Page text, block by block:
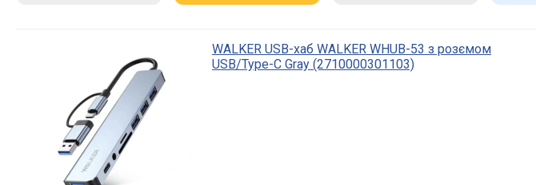
WALKER USB-хаб WALKER WHUB-53 з розємом
USB/Type-C Gray (2710000301103)